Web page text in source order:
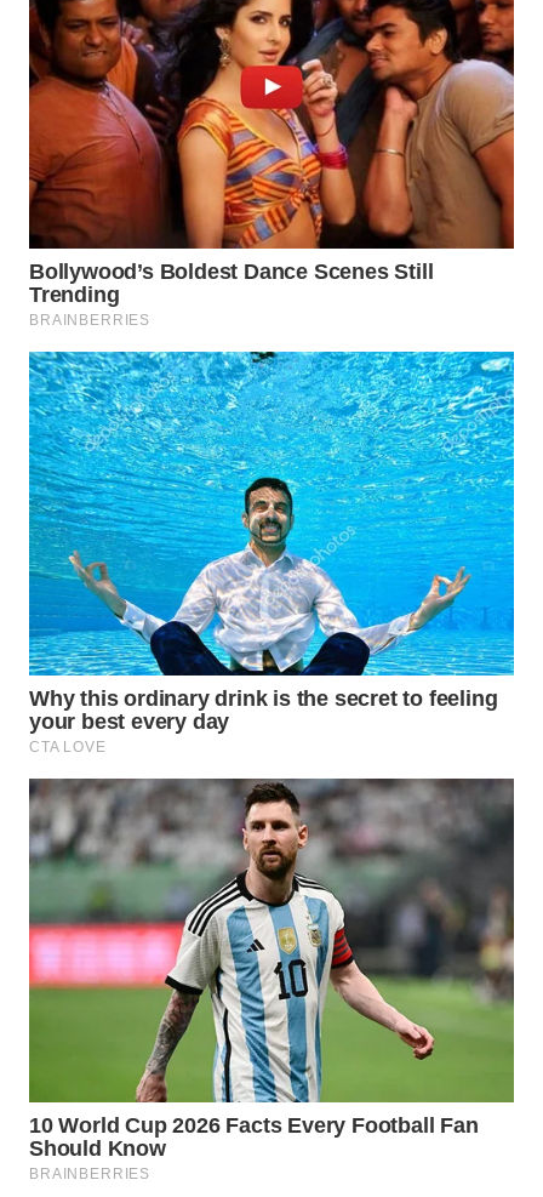
WN
BORNEO
Media
Group
WAHANA
NEWS
WAHANA
TANI
WAHANA
ADVOKAT
WAHANA
INFRASTRUKTUR
WAHANA
KONSUMEN
WAHANA
LISTRIK
WAHANA
TRAVEL
WAHANA
ID
WAHANANEWS
WAHANANEWS
NET